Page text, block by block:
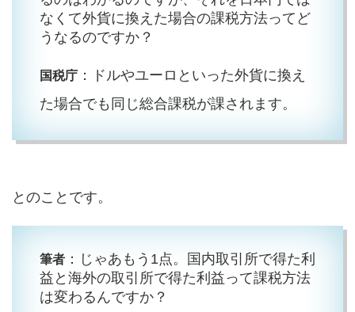
なくて外貨に換えた場合の課税方法ってど
うなるのですか？
国税庁 ：ドルやユーロといった外貨に換え
た場合でも同じ総合課税が課されます。
とのことです。
筆者 ：じゃあもう1点。国内取引所で得た利
益と海外の取引所で得た利益って課税方法
は変わるんですか？